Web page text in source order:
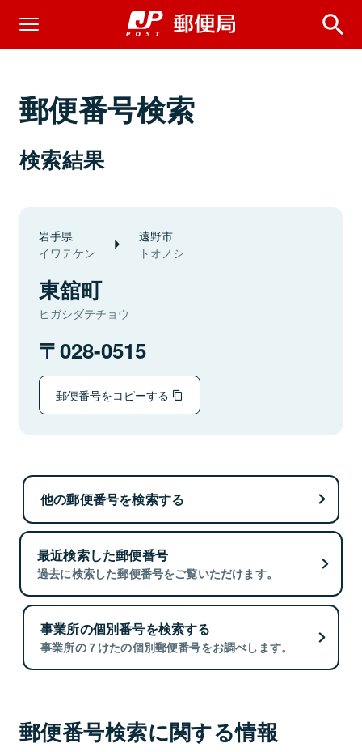
郵便番号検索
検索結果
岩手県
イワテケン
遠野市
トオノシ
東舘町
ヒガシダテチョウ
028-0515
郵便番号をコピーする
他の郵便番号を検索する
最近検索した郵便番号
過去に検索した郵便番号をご覧いただけます。
事業所の個別番号を検索する
事業所の７けたの個別郵便番号をお調べします。
郵便番号検索に関する情報